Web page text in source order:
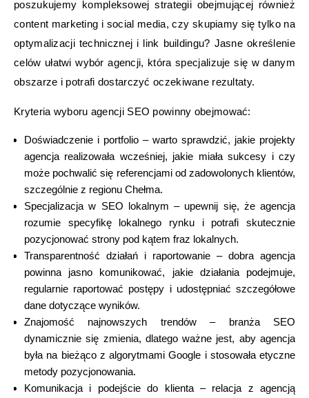
poszukujemy kompleksowej strategii obejmującej również
content marketing i social media, czy skupiamy się tylko na
optymalizacji technicznej i link buildingu? Jasne określenie
celów ułatwi wybór agencji, która specjalizuje się w danym
obszarze i potrafi dostarczyć oczekiwane rezultaty.
Kryteria wyboru agencji SEO powinny obejmować:
Doświadczenie i portfolio – warto sprawdzić, jakie projekty
agencja realizowała wcześniej, jakie miała sukcesy i czy
może pochwalić się referencjami od zadowolonych klientów,
szczególnie z regionu Chełma.
Specjalizacja w SEO lokalnym – upewnij się, że agencja
rozumie specyfikę lokalnego rynku i potrafi skutecznie
pozycjonować strony pod kątem fraz lokalnych.
Transparentność działań i raportowanie – dobra agencja
powinna jasno komunikować, jakie działania podejmuje,
regularnie raportować postępy i udostępniać szczegółowe
dane dotyczące wyników.
Znajomość najnowszych trendów – branża SEO
dynamicznie się zmienia, dlatego ważne jest, aby agencja
była na bieżąco z algorytmami Google i stosowała etyczne
metody pozycjonowania.
Komunikacja i podejście do klienta – relacja z agencją